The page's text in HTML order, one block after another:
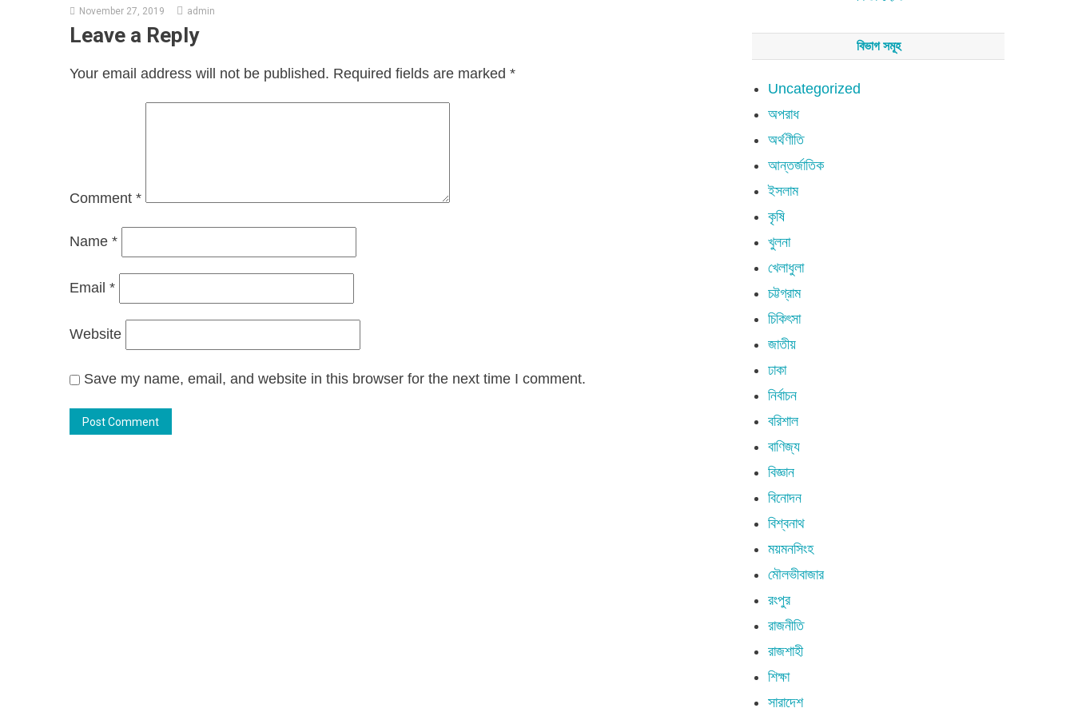
November 27, 2019 admin
Leave a Reply
Your email address will not be published. Required fields are marked *
Comment *
Name *
Email *
Website
Save my name, email, and website in this browser for the next time I comment.
বিভাগ সমূহ
Uncategorized
অপরাধ
অর্থণীতি
আন্তর্জাতিক
ইসলাম
কৃষি
খুলনা
খেলাধুলা
চট্টগ্রাম
চিকিৎসা
জাতীয়
ঢাকা
নির্বাচন
বরিশাল
বাণিজ্য
বিজ্ঞান
বিনোদন
বিশ্বনাথ
ময়মনসিংহ
মৌলভীবাজার
রংপুর
রাজনীতি
রাজশাহী
শিক্ষা
সারাদেশ